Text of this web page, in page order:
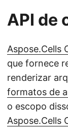
API de
Aspose.Cells
que fornece
renderizar
formatos de
o escopo
Aspose.Cells